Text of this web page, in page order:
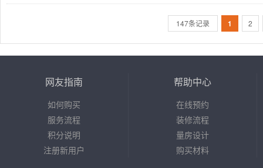
147条记录 1 2
网友指南
如何购买
服务流程
积分说明
注册新用户
帮助中心
在线预约
装修流程
量房设计
购买材料